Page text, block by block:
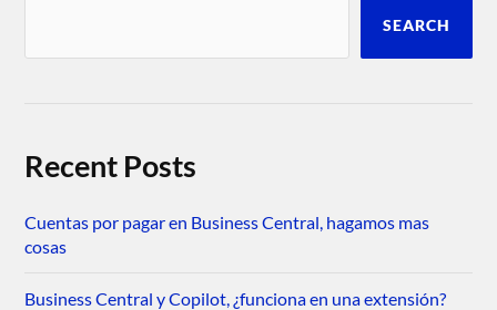
SEARCH
Recent Posts
Cuentas por pagar en Business Central, hagamos mas
cosas
Business Central y Copilot, ¿funciona en una extensión?